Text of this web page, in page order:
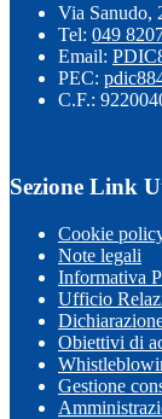
Via Sanudo,
Tel: 049
Email:
PEC:
C.F.:
Sezione Link
Cookie
Note legali
Informativa
Ufficio
Obiettivi di
Gestione